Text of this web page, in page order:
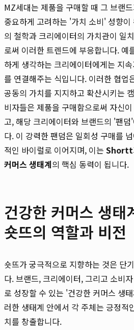
MZ세대는 제품을 구매할 때 그 브랜
중요하게 고려하는 '가치 소비' 성향
의 철학과 크리에이터의 가치관이 일
로써 이러한 트렌드에 부응합니다. 예
하게 생각하는 크리에이터에게는 지
를 연결해주는 식입니다. 이러한 협업
공동의 가치를 지지하고 확산시키는
비자들은 제품을 구매함으로써 자신
고, 해당 크리에이터와 브랜드의 '팬
다. 이 강력한 팬덤은 일회성 구매를
적인 바이럴로 이어지며, 이는 Shortt
커머스 생태계의 핵심 동력이 됩니다.
건강한 커머스 생태
숏뜨의 역할과 비전
숏뜨가 궁극적으로 지향하는 것은 단
다. 브랜드, 크리에이터, 그리고 소비
로 성장할 수 있는 '건강한 커머스 생
러한 생태계 안에서 각 주체는 긍정적
치를 창출합니다.